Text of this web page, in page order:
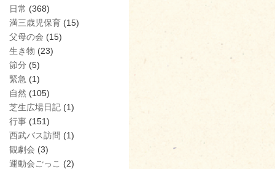
日常 (368)
満三歳児保育 (15)
父母の会 (15)
生き物 (23)
節分 (5)
緊急 (1)
自然 (105)
芝生広場日記 (1)
行事 (151)
西武バス訪問 (1)
観劇会 (3)
運動会ごっこ (2)